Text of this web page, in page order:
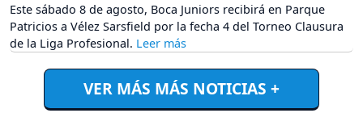
Este sábado 8 de agosto, Boca Juniors recibirá en Parque
Patricios a Vélez Sarsfield por la fecha 4 del Torneo Clausura
de la Liga Profesional.
VER MÁS MÁS NOTICIAS +